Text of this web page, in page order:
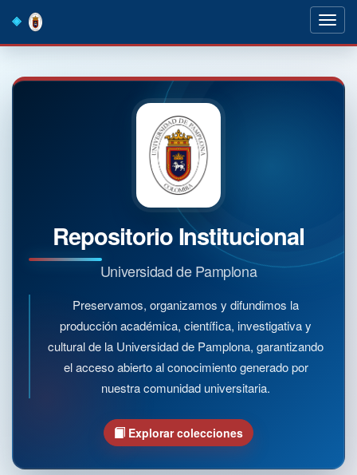
navigation
Repositorio Institucional
Universidad de Pamplona
Preservamos, organizamos y difundimos la
producción académica, científica, investigativa y
cultural de la Universidad de Pamplona, garantizando
el acceso abierto al conocimiento generado por
nuestra comunidad universitaria.
Explorar colecciones